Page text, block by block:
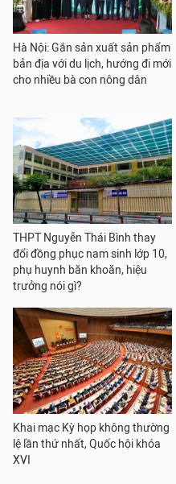
Hà Nội: Gắn sản xuất sản phẩm
bản địa với du lịch, hướng đi mới
cho nhiều bà con nông dân
THPT Nguyễn Thái Bình thay
đổi đồng phục nam sinh lớp 10,
phụ huynh băn khoăn, hiệu
trưởng nói gì?
Khai mạc Kỳ họp không thường
lệ lần thứ nhất, Quốc hội khóa
XVI